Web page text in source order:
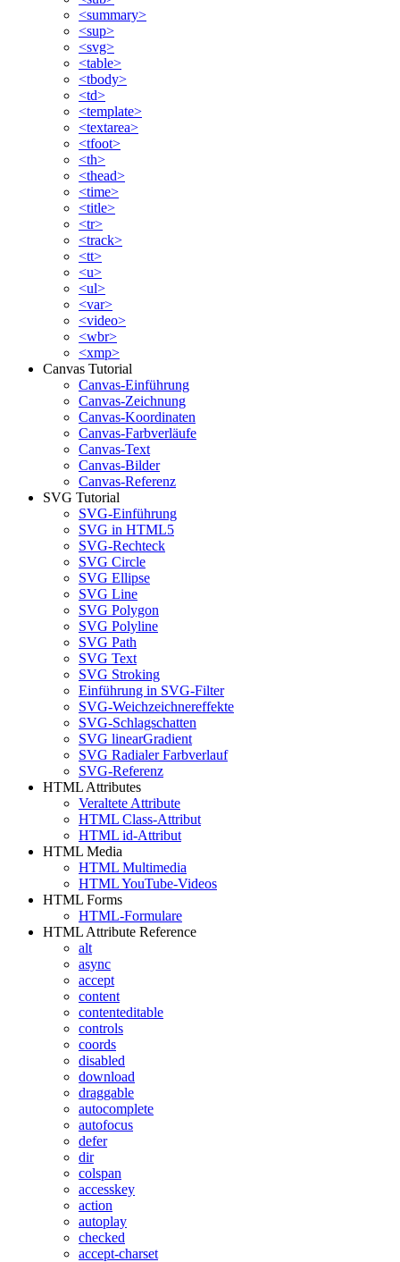
<summary>
<sup>
<svg>
<table>
<tbody>
<td>
<template>
<textarea>
<tfoot>
<th>
<thead>
<time>
<title>
<tr>
<track>
<tt>
<u>
<ul>
<var>
<video>
<wbr>
<xmp>
Canvas Tutorial
Canvas-Einführung
Canvas-Zeichnung
Canvas-Koordinaten
Canvas-Farbverläufe
Canvas-Text
Canvas-Bilder
Canvas-Referenz
SVG Tutorial
SVG-Einführung
SVG in HTML5
SVG-Rechteck
SVG Circle
SVG Ellipse
SVG Line
SVG Polygon
SVG Polyline
SVG Path
SVG Text
SVG Stroking
Einführung in SVG-Filter
SVG-Weichzeichnereffekte
SVG-Schlagschatten
SVG linearGradient
SVG Radialer Farbverlauf
SVG-Referenz
HTML Attributes
Veraltete Attribute
HTML Class-Attribut
HTML id-Attribut
HTML Media
HTML Multimedia
HTML YouTube-Videos
HTML Forms
HTML-Formulare
HTML Attribute Reference
alt
async
accept
content
contenteditable
controls
coords
disabled
download
draggable
autocomplete
autofocus
defer
dir
colspan
accesskey
action
autoplay
checked
accept-charset